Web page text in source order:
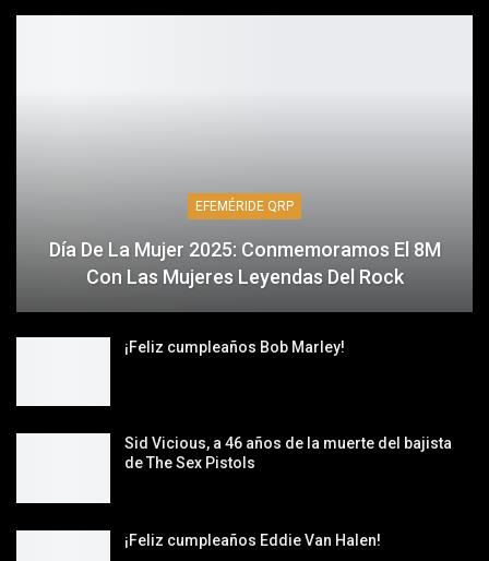
EFEMÉRIDE QRP
Día De La Mujer 2025: Conmemoramos El 8M
Con Las Mujeres Leyendas Del Rock
¡Feliz cumpleaños Bob Marley!
Sid Vicious, a 46 años de la muerte del bajista
de The Sex Pistols
¡Feliz cumpleaños Eddie Van Halen!